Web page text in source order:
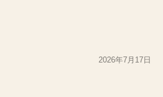
2026年7月17日